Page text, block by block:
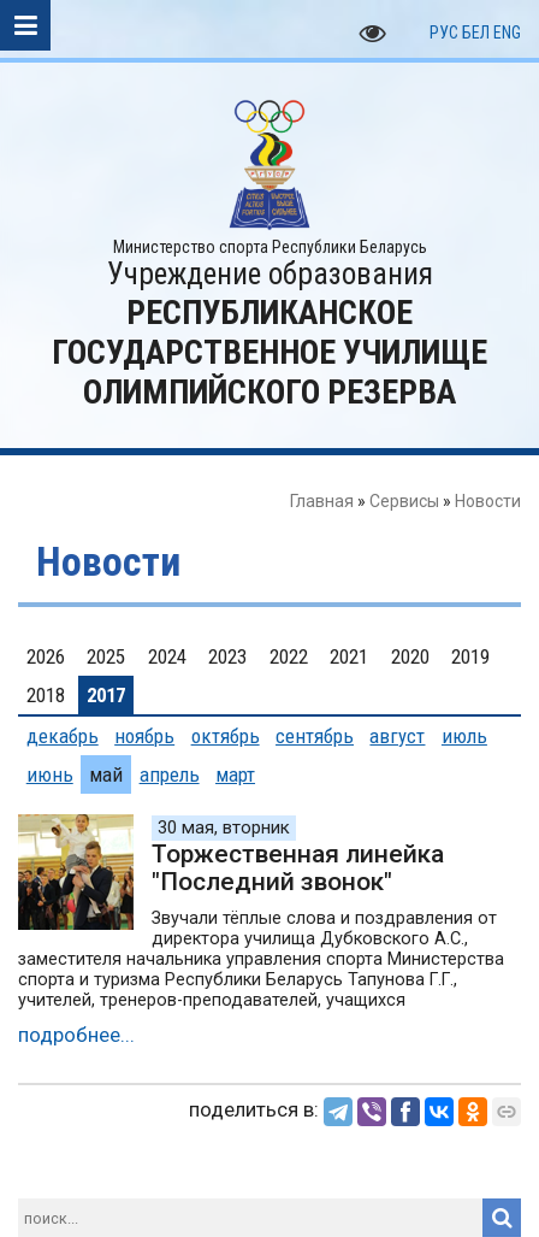
РУС БЕЛ ENG
Министерство спорта Республики Беларусь
Учреждение образования
РЕСПУБЛИКАНСКОЕ
ГОСУДАРСТВЕННОЕ УЧИЛИЩЕ
ОЛИМПИЙСКОГО РЕЗЕРВА
Главная » Сервисы » Новости
Новости
2026 2025 2024 2023 2022 2021 2020
2019
2018
2017
декабрь
ноябрь октябрь сентябрь август
июль
июнь
май апрель март
30 мая, вторник
Торжественная линейка
"Последний звонок"
Звучали тёплые слова и поздравления от
директора училища Дубковского А.С.,
заместителя начальника управления спорта Министерства
спорта и туризма Республики Беларусь Тапунова Г.Г.,
учителей, тренеров-преподавателей, учащихся
подробнее...
поделиться в: